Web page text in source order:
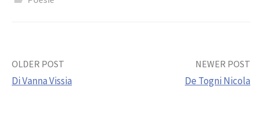
Post
OLDER POST
Di Vanna Vissia
NEWER POST
De Togni Nicola